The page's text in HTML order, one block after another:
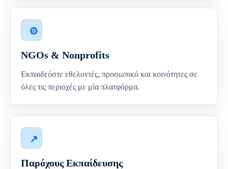
NGOs & Nonprofits
Εκπαιδεύστε εθελοντές, προσωπικό και κοινότητες σε
όλες τις περιοχές με μία πλατφόρμα.
Παρόχους Εκπαίδευσης